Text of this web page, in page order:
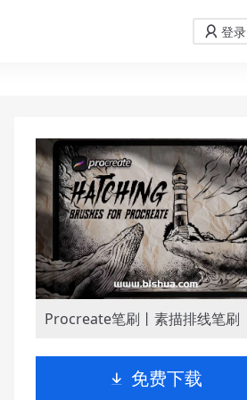
登录
Procreate笔刷丨素描排线笔刷
免费下载